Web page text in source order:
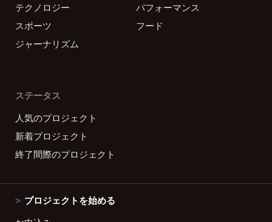
テクノロジー
パフォーマンス
スポーツ
フード
ジャーナリズム
ステータス
人気のプロジェクト
新着プロジェクト
終了間際のプロジェクト
プロジェクトを始める